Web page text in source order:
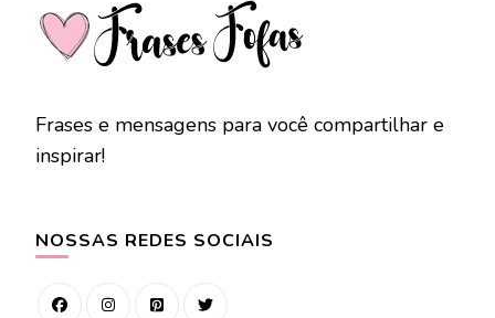
Frases e mensagens para você compartilhar e
inspirar!
NOSSAS REDES SOCIAIS